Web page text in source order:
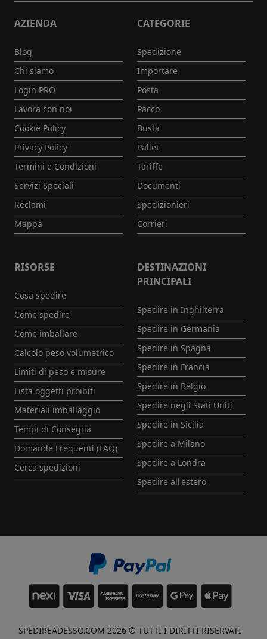
AZIENDA
Blog
Chi siamo
Login PRO
Lavora con noi
Cookie Policy
Privacy Policy
Termini e Condizioni
Servizi Speciali
Reclami
Mappa
CATEGORIE
Spedizione
Importare
Posta
Pacco
Busta
Pallet
Tariffe
Documenti
Spedizionieri
Corrieri
RISORSE
Cosa spedire
Come spedire
Come imballare
Calcolo peso volumetrico
Limiti di peso e misure
Lista oggetti proibiti
Materiali imballaggio
Tempi di Consegna
Domande Frequenti (FAQ)
Cerca spedizioni
DESTINAZIONI
PRINCIPALI
Spedire in Inghilterra
Spedire in Germania
Spedire in Spagna
Spedire in Francia
Spedire in Belgio
Spedire negli Stati Uniti
Spedire in Sicilia
Spedire a Milano
Spedire a Londra
Spedire all'estero
SPEDIREADESSO.COM 2026 © TUTTI I DIRITTI RISERVATI